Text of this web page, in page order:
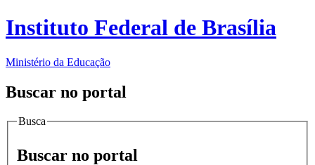
Instituto Federal de Brasília
Ministério da Educação
Buscar no portal
Busca
Buscar no portal